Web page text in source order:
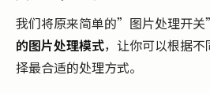
我们将原来简单的”图片处理开
的图片处理模式，让你可以根据
择最合适的处理方式。